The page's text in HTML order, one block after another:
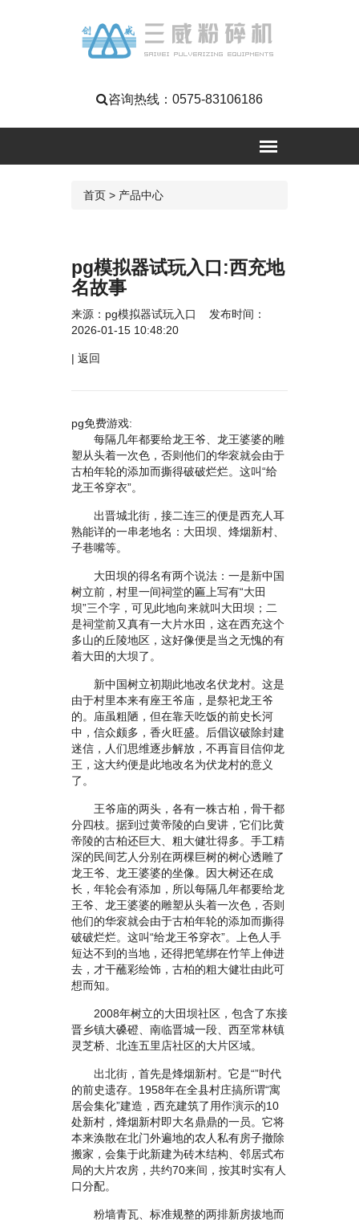
咨询热线： 0575-83106186
首页 > 产品中心
pg模拟器试玩入口:西充地
名故事
来源： pg模拟器试玩入口
发布时间：
2026-01-15 10:48:20
| 返回
pg免费游戏:
每隔几年都要给龙王爷、龙王婆婆的雕
塑从头着一次色，否则他们的华衮就会由于
古柏年轮的添加而撕得破破烂烂。这叫“给
龙王爷穿衣”。
出晋城北街，接二连三的便是西充人耳
熟能详的一串老地名：大田坝、烽烟新村、
子巷嘴等。
大田坝的得名有两个说法：一是新中国
树立前，村里一间祠堂的匾上写有“大田
坝”三个字，可见此地向来就叫大田坝；二
是祠堂前又真有一大片水田，这在西充这个
多山的丘陵地区，这好像便是当之无愧的有
着大田的大坝了。
新中国树立初期此地改名伏龙村。这是
由于村里本来有座王爷庙，是祭祀龙王爷
的。庙虽粗陋，但在靠天吃饭的前史长河
中，信众颇多，香火旺盛。后倡议破除封建
迷信，人们思维逐步解放，不再盲目信仰龙
王，这大约便是此地改名为伏龙村的意义
了。
王爷庙的两头，各有一株古柏，骨干都
分四枝。据到过黄帝陵的白叟讲，它们比黄
帝陵的古柏还巨大、粗大健壮得多。手工精
深的民间艺人分别在两棵巨树的树心透雕了
龙王爷、龙王婆婆的坐像。因大树还在成
长，年轮会有添加，所以每隔几年都要给龙
王爷、龙王婆婆的雕塑从头着一次色，否则
他们的华衮就会由于古柏年轮的添加而撕得
破破烂烂。这叫“给龙王爷穿衣”。上色人手
短达不到的当地，还得把笔绑在竹竿上伸进
去，才干蘸彩绘饰，古柏的粗大健壮由此可
想而知。
2008年树立的大田坝社区，包含了东接
晋乡镇大磉磴、南临晋城一段、西至常林镇
灵芝桥、北连五里店社区的大片区域。
出北街，首先是烽烟新村。它是“”时代
的前史遗存。1958年在全县村庄搞所谓“寓
居会集化”建造，西充建筑了用作演示的10
处新村，烽烟新村即大名鼎鼎的一员。它将
本来涣散在北门外遍地的农人私有房子撤除
搬家，会集于此新建为砖木结构、邻居式布
局的大片农房，共约70来间，按其时实有人
口分配。
粉墙青瓦、标准规整的两排新房拔地而